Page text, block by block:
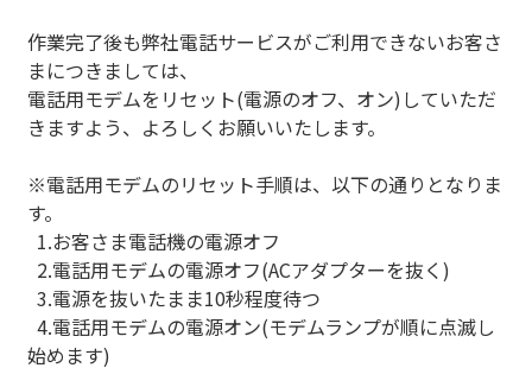
作業完了後も弊社電話サービスがご利用できないお客さ
まにつきましては、
電話用モデムをリセット(電源のオフ、オン)していただ
きますよう、よろしくお願いいたします。
※電話用モデムのリセット手順は、以下の通りとなりま
す。
1.お客さま電話機の電源オフ
2.電話用モデムの電源オフ(ACアダプターを抜く)
3.電源を抜いたまま10秒程度待つ
4.電話用モデムの電源オン(モデムランプが順に点滅し
始めます)